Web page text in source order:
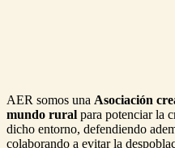
AER somos una Asociación
mundo rural para potenciar la
dicho entorno, defendiendo
colaborando a evitar la